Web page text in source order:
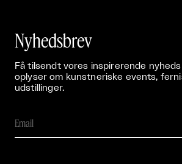
Nyhedsbrev
Få tilsendt vores inspirerende
oplyser om kunstneriske events,
udstillinger.